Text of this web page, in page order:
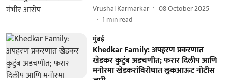
Vrushal Karmarkar
08 October 2025
1 min read
मुंबई
Khedkar Family: अपहरण प्रकरणात
खेडकर कुटुंब अडचणीत; फरार दिलीप आणि
मनोरमा खेडकरांविरोधात लुकआऊट नोटीस